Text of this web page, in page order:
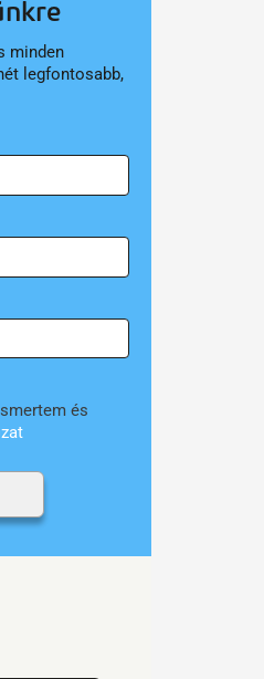
minden
legfontosabb,
és